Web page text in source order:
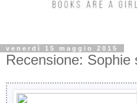
venerdì 15 maggio 2015
Recensione: Sophie